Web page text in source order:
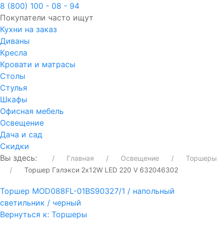
8 (800) 100 - 08 - 94
Покупатели часто ищут
Кухни на заказ
Диваны
Кресла
Кровати и матрасы
Столы
Стулья
Шкафы
Офисная мебель
Освещение
Дача и сад
Скидки
Вы здесь:
Главная Освещение
Торшеры
Торшер Гэлэкси 2х12W LED 220 V 632046302
Торшер MOD088FL-01BS90327/1 / напольный
светильник / черный
Вернуться к: Торшеры